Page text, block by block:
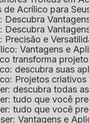
de Acrílico para
Descubra
Descubra
Precisão e
Vantagens e
transforma
descubra suas
Projetos
descubra todas
tudo que você
tudo que você
Vantagens e